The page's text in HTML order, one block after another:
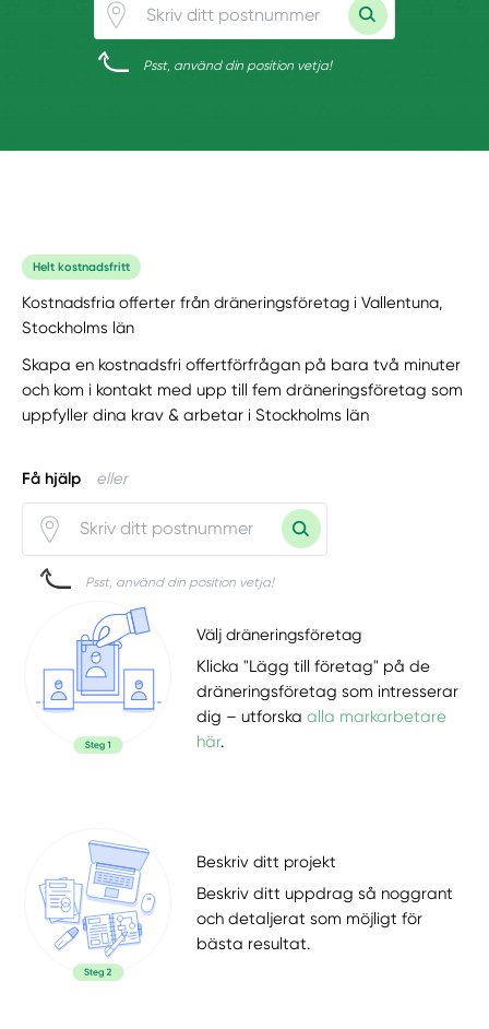
Psst, använd din position vetja!
Helt kostnadsfritt
Kostnadsfria offerter från dräneringsföretag i Vallentuna,
Stockholms län
Skapa en kostnadsfri offertförfrågan på bara två minuter
och kom i kontakt med upp till fem dräneringsföretag som
uppfyller dina krav & arbetar i Stockholms län
Få hjälp eller
Psst, använd din position vetja!
Välj dräneringsföretag
Klicka "Lägg till företag" på de
dräneringsföretag som intresserar
dig – utforskaalla markarbetare
här.
Beskriv ditt projekt
Beskriv ditt uppdrag så noggrant
och detaljerat som möjligt för
bästa resultat.